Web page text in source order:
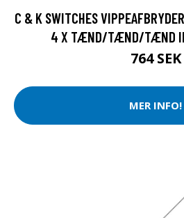
C & K SWITCHES
4 X TÆND/TÆND/TÆND
764 SEK
MER INFO!